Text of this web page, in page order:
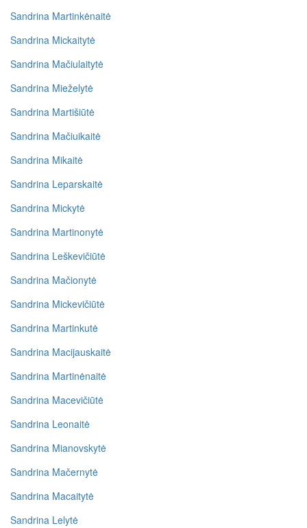
Sandrina Martinkėnaitė
Sandrina Mickaitytė
Sandrina Mačiulaitytė
Sandrina Mieželytė
Sandrina Martišiūtė
Sandrina Mačiuikaitė
Sandrina Mikaitė
Sandrina Leparskaitė
Sandrina Mickytė
Sandrina Martinonytė
Sandrina Leškevičiūtė
Sandrina Mačionytė
Sandrina Mickevičiūtė
Sandrina Martinkutė
Sandrina Macijauskaitė
Sandrina Martinėnaitė
Sandrina Macevičiūtė
Sandrina Leonaitė
Sandrina Mianovskytė
Sandrina Mačernytė
Sandrina Macaitytė
Sandrina Lelytė